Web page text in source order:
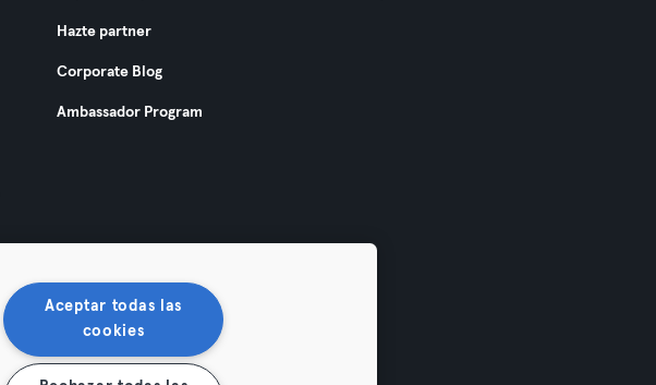
Hazte partner
Corporate Blog
Ambassador Program
Aceptar todas las
cookies